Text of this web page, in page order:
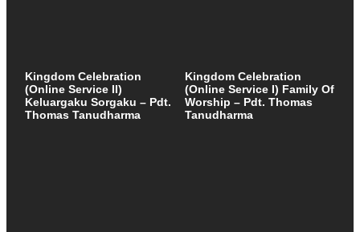
Kingdom Celebration
(Online Service II)
Keluargaku Sorgaku – Pdt.
Thomas Tanudharma
Kingdom Celebration
(Online Service I) Family Of
Worship – Pdt. Thomas
Tanudharma